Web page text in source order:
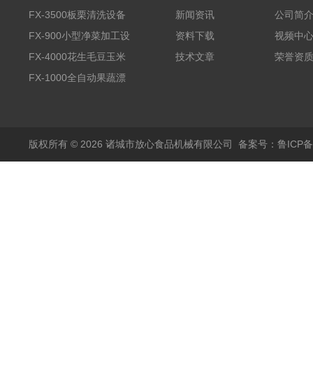
FX-3500板栗清洗设备
全自动气泡清洗机
FX-900小型净菜加工设
备野菜清洗机
FX-4000花生毛豆玉米
蒸煮漂烫机
FX-1000全自动果蔬漂
新闻资讯
资料下载
技术文章
公司简介
视频中心
荣誉资质
版权所有 © 2026 诸城市放心食品机械有限公司 备案号：鲁ICP